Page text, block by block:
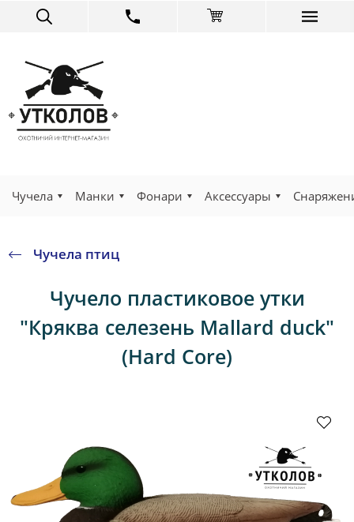
Чучела Манки Фонари Аксессуары
Чучела птиц
Чучело пластиковое утки
"Кряква селезень Mallard duck"
(Hard Core)